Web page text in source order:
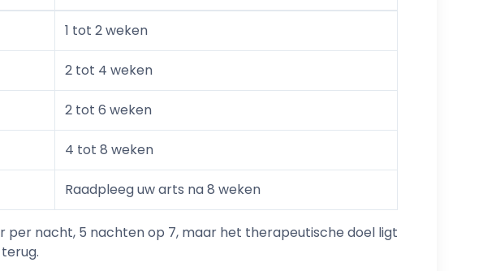
1 tot 2 weken
2 tot 4 weken
2 tot 6 weken
4 tot 8 weken
Raadpleeg uw arts na 8 weken
per nacht, 5 nachten op 7, maar het therapeutische doel ligt